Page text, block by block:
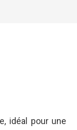
idéal pour une